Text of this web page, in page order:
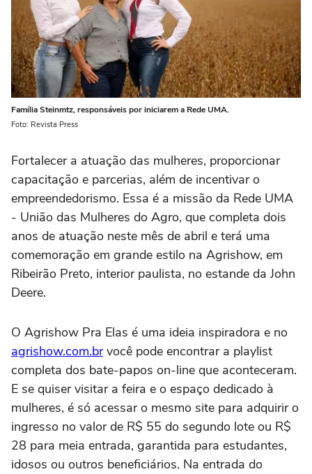
Família Steinmtz, responsáveis por iniciarem a Rede UMA.
Foto: Revista Press
Fortalecer a atuação das mulheres, proporcionar
capacitação e parcerias, além de incentivar o
empreendedorismo. Essa é a missão da Rede UMA
- União das Mulheres do Agro, que completa dois
anos de atuação neste mês de abril e terá uma
comemoração em grande estilo na Agrishow, em
Ribeirão Preto, interior paulista, no estande da John
Deere.
O Agrishow Pra Elas é uma ideia inspiradora e no
agrishow.com.brvocê pode encontrar a playlist
completa dos bate-papos on-line que aconteceram.
E se quiser visitar a feira e o espaço dedicado à
mulheres, é só acessar o mesmo site para adquirir o
ingresso no valor de R$ 55 do segundo lote ou R$
28 para meia entrada, garantida para estudantes,
idosos ou outros beneficiários. Na entrada do